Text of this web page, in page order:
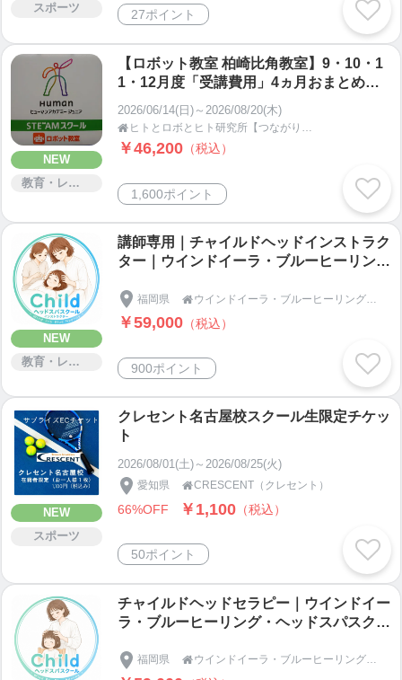
スポーツ
27ポイント
NEW
教育・レッスン・講習
【ロボット教室 柏崎比角教室】9・10・1
1・12月度「受講費用」4ヵ月おまとめパ
2026/06/14(日)～2026/08/20(木)
 ヒトとロボとヒト研究所【つながりあう健幸運脳遊具】新潟県柏崎市
￥46,200 （税込）
1,600ポイント
NEW
教育・レッスン・講習
講師専用｜チャイルドヘッドインストラク
ター｜ウインドイーラ・ブルーヒーリン
2日＋リアル実技1日
福岡県 
￥59,000 （税込）
900ポイント
NEW
スポーツ
クレセント名古屋校スクール生限定チケッ
ト
2026/08/01(土)～2026/08/25(火)
愛知県 CRESCENT（クレセント）
66%OFF ￥1,100 （税込）
50ポイント
チャイルドヘッドセラピー｜ウインドイー
ラ・ブルーヒーリング・ヘッドスパスクー
福岡県  ウインドイーラ・ブルーヒーリングスクール｜アジアンビューティー協会｜Asian Beauty assoc